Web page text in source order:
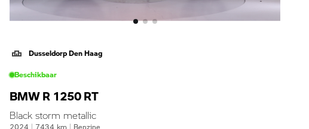
Dusseldorp Den Haag
Beschikbaar
BMW R 1250 RT
Black storm metallic
2024 | 7434 km | Benzine